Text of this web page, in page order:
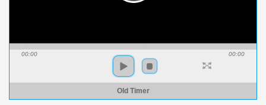
00:00 00:00
Old Timer